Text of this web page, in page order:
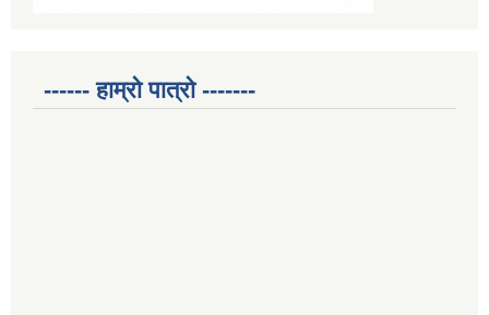
------ हाम्रो पात्रो -------